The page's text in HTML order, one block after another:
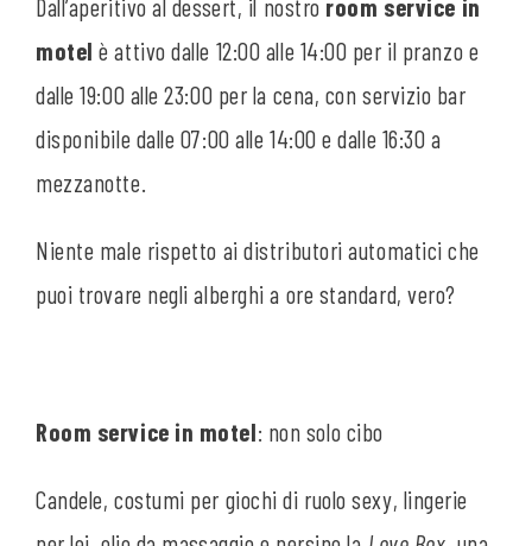
Dall’aperitivo al dessert, il nostro room service in
motel è attivodalle 12:00 alle 14:00 per il pranzo e
dalle 19:00 alle 23:00 per la cena, con servizio bar
disponibile dalle 07:00 alle 14:00 e dalle 16:30 a
mezzanotte.
Niente male rispetto ai distributori automatici che
puoi trovare negli alberghi a ore standard, vero?
Room service in motel: non solo cibo
Candele, costumi per giochi di ruolo sexy, lingerie